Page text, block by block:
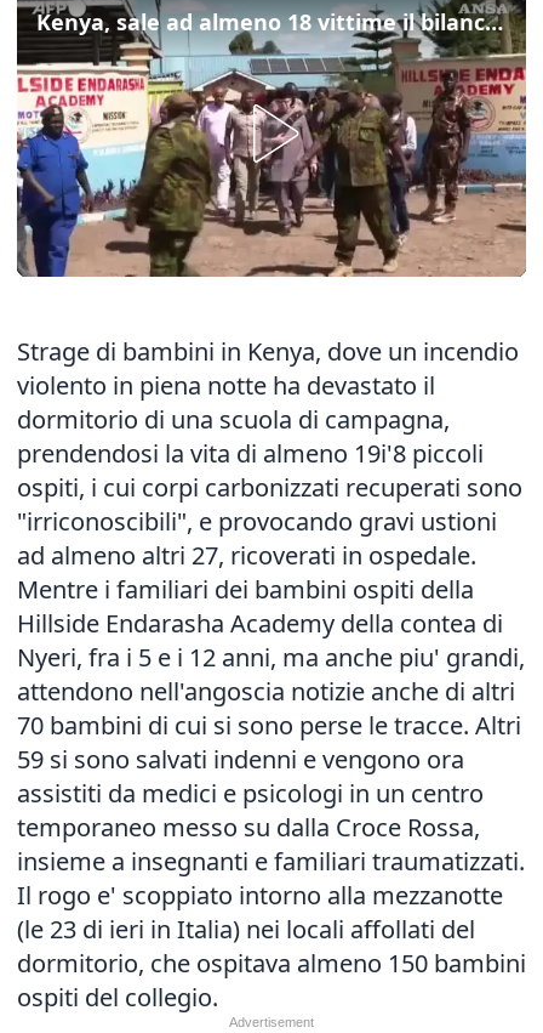
Kenya, sale ad almeno 18 vittime il bilancio dell'incendio nella scuola
Strage di bambini in Kenya, dove un incendio
violento in piena notte ha devastato il
dormitorio di una scuola di campagna,
prendendosi la vita di almeno 19i'8 piccoli
ospiti, i cui corpi carbonizzati recuperati sono
"irriconoscibili", e provocando gravi ustioni
ad almeno altri 27, ricoverati in ospedale.
Mentre i familiari dei bambini ospiti della
Hillside Endarasha Academy della contea di
Nyeri, fra i 5 e i 12 anni, ma anche piu' grandi,
attendono nell'angoscia notizie anche di altri
70 bambini di cui si sono perse le tracce. Altri
59 si sono salvati indenni e vengono ora
assistiti da medici e psicologi in un centro
temporaneo messo su dalla Croce Rossa,
insieme a insegnanti e familiari traumatizzati.
Il rogo e' scoppiato intorno alla mezzanotte
(le 23 di ieri in Italia) nei locali affollati del
dormitorio, che ospitava almeno 150 bambini
ospiti del collegio.